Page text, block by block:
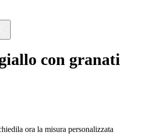
con granati
ora la misura personalizzata